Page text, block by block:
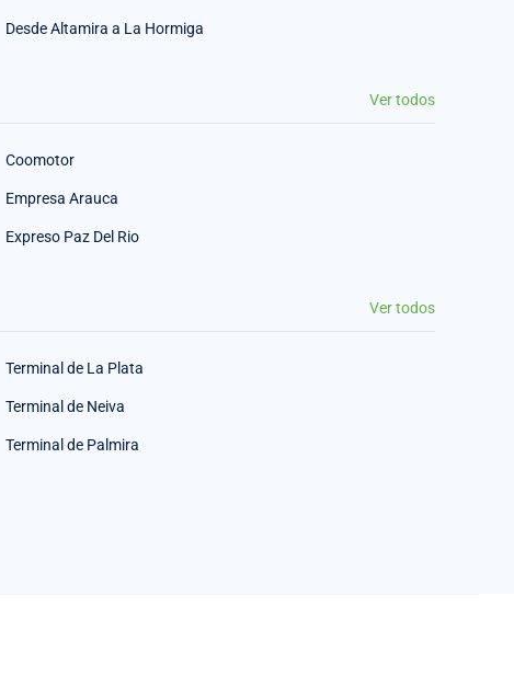
Desde Altamira a La Hormiga
Ver todos
Coomotor
Empresa Arauca
Expreso Paz Del Rio
Ver todos
Terminal de La Plata
Terminal de Neiva
Terminal de Palmira